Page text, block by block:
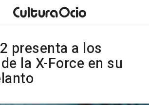
presenta a los
la X-Force en su